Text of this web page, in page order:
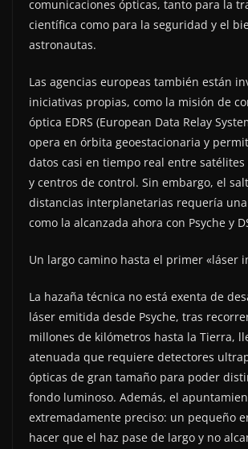
comunicaciones ópticas, tanto para la
científica como para la seguridad y el
astronautas.
Las agencias europeas también están
iniciativas propias, como la misión de
óptica EDRS (European Data Relay
opera en órbita geoestacionaria y
datos casi en tiempo real entre satélites
y centros de control. Sin embargo, el
distancias interplanetarias requería
como la alcanzada ahora con Psyche y
Un largo camino hasta el primer «láser
La hazaña técnica no está exenta de
láser emitida desde Psyche, tras
millones de kilómetros hasta la Tierra,
atenuada que requiere detectores
ópticas de gran tamaño para poder
fondo luminoso. Además, el
extremadamente preciso: un pequeño
hacer que el haz pase de largo y no